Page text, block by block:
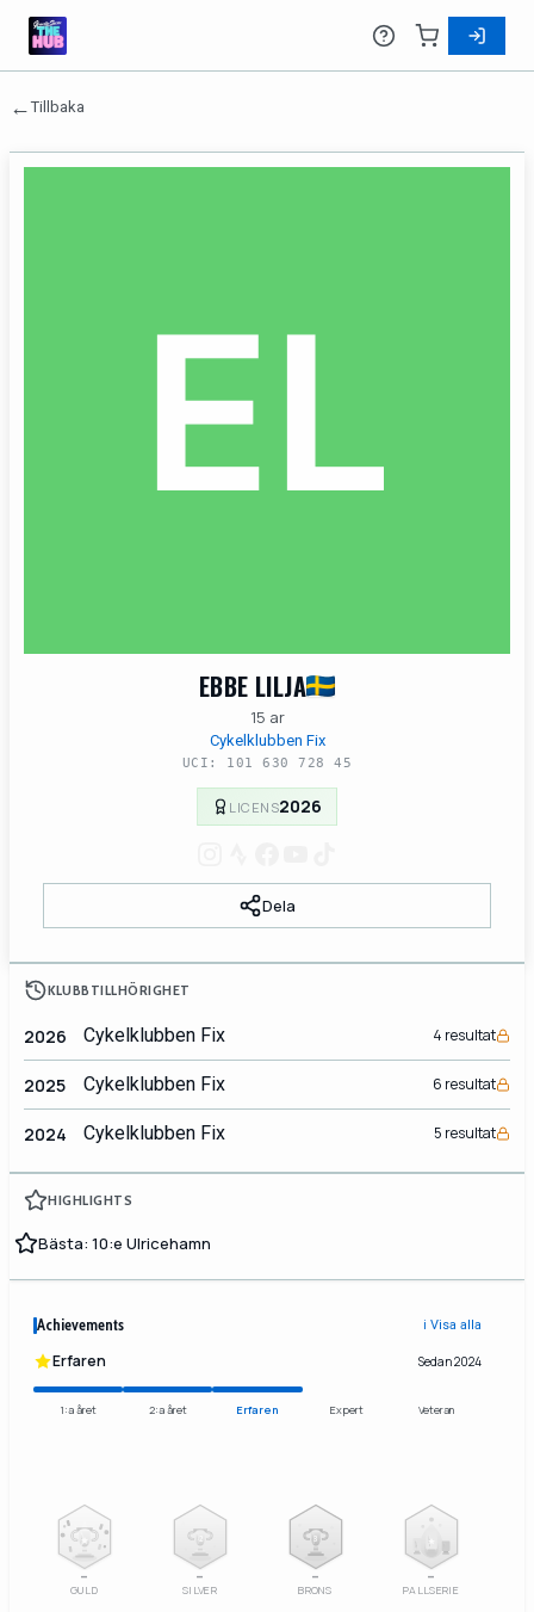
←Tillbaka
EBBE LILJA
15 ar
Cykelklubben Fix
UCI: 101 630 728 45
LICENS2026
Dela
KLUBBTILLHÖRIGHET
2026 Cykelklubben Fix 4 resultat
2025 Cykelklubben Fix 6 resultat
2024 Cykelklubben Fix 5 resultat
HIGHLIGHTS
Bästa: 10:e Ulricehamn
Achievements ℹ️ Visa alla
Erfaren Sedan 2024
1:a året 2:a året Erfaren Expert Veteran
–
GULD
–
SILVER
3
–
BRONS
–
PALLSERIE